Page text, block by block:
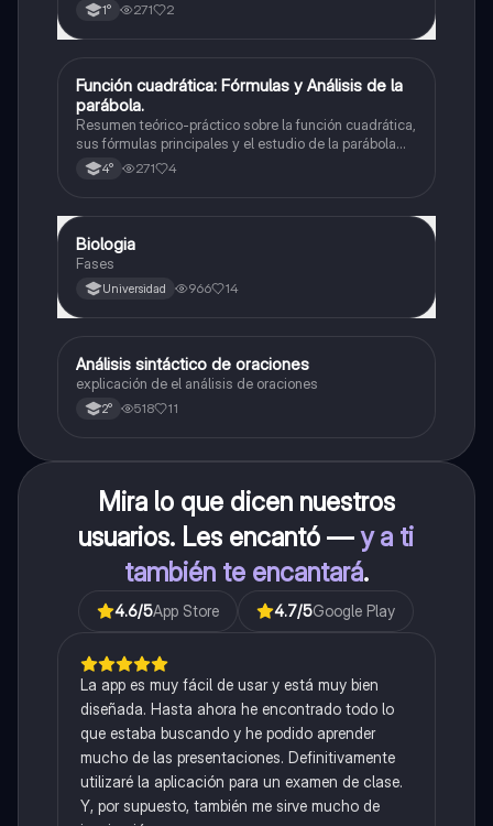
1° 271 2
Matemáticas
Función cuadrática: Fórmulas y Análisis de la
parábola.
Resumen teórico-práctico sobre la función cuadrática,
sus fórmulas principales y el estudio de la parábola
como representación gráfica.Incluye desarrollo de la
forma general, cálculo de raíces, vértice y elementos
4° 271 4
Biología
Biologia
Fases
Universidad 966 14
Lengua
Análisis sintáctico de oraciones
explicación de el análisis de oraciones
2° 518 11
Mira lo que dicen nuestros
usuarios. Les encantó —y a ti
también te encantará.
4.6/5App Store 4.7/5Google Play
La app es muy fácil de usar y está muy bien
diseñada. Hasta ahora he encontrado todo lo
que estaba buscando y he podido aprender
mucho de las presentaciones. Definitivamente
utilizaré la aplicación para un examen de clase.
Y, por supuesto, también me sirve mucho de